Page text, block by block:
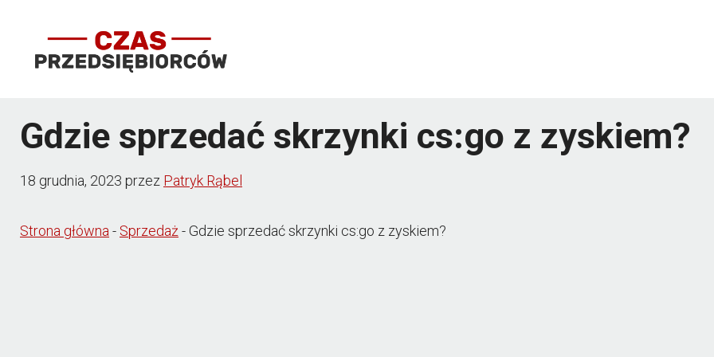
Gdzie sprzedać skrzynki cs:go z zyskiem?
18 grudnia, 2023 przez Patryk Rąbel
Strona główna- Sprzedaż-Gdzie sprzedać skrzynki cs:go z zyskiem?